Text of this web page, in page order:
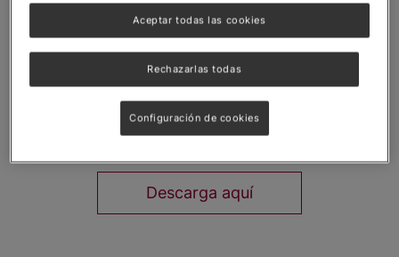
influyen en la percepción del sabor
Ideas para mejorar la experiencia sensorial con
pequeños cambios en tu restaurante
Claves para capacitar al equipo y convertir lo
sensorial en tu sello de marca
Descarga aquí
Rechazarlas todas
Aceptar todas las cookies
Configuración de cookies